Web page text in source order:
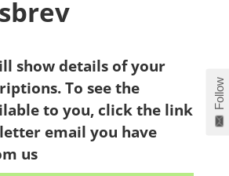
show details of your
To see the
to you, click the link
email you have
us
Follow